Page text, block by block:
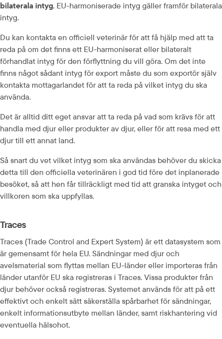
bilaterala intyg. EU-harmoniserade intyg gäller framför bilaterala
intyg.
Du kan kontakta en officiell veterinär för att få hjälp med att ta
reda på om det finns ett EU-harmoniserat eller bilateralt
förhandlat intyg för den förflyttning du vill göra. Om det inte
finns något sådant intyg för export måste du som exportör själv
kontakta mottagar­landet för att ta reda på vilket intyg du ska
använda.
Det är alltid ditt eget ansvar att ta reda på vad som krävs för att
handla med djur eller produkter av djur, eller för att resa med ett
djur till ett annat land.
Så snart du vet vilket intyg som ska användas behöver du skicka
detta till den officiella veterinären i god tid före det inplanerade
besöket, så att hen får tillräckligt med tid att granska intyget och
villkoren som ska uppfyllas.
Traces
Traces (Trade Control and Expert System) är ett datasystem som
är gemensamt för hela EU. Sändningar med djur och
avelsmaterial som flyttas mellan EU-länder eller importeras från
länder utanför EU ska registreras i Traces. Vissa produkter från
djur behöver också registreras. Systemet används för att på ett
effektivt och enkelt sätt säkerställa spårbarhet för sändningar,
enkelt informationsutbyte mellan länder, samt riskhantering vid
eventuella hälsohot.